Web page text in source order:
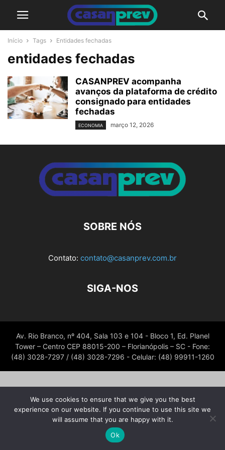
Início Tags Entidades fechadas
entidades fechadas
CASANPREV acompanha
avanços da plataforma de crédito
consignado para entidades
fechadas
ECONOMIA março 12, 2026
SOBRE NÓS
Contato: contato@casanprev.com.br
SIGA-NOS
Av. Rio Branco, nº 404, Sala 103 e 104 - Bloco 1, Ed. Planel
Tower – Centro CEP 88015-200 – Florianópolis – SC - Fone:
(48) 3028-7297 / (48) 3028-7296 - Celular: (48) 99911-1260
We use cookies to ensure that we give you the best
experience on our website. If you continue to use this site we
will assume that you are happy with it.
Ok